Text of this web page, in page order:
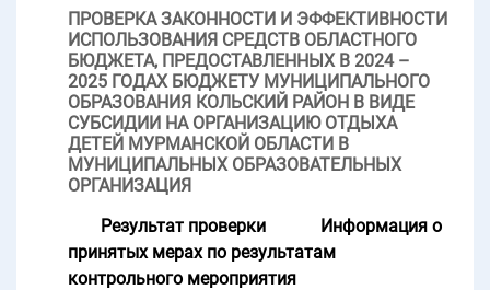
ПРОВЕРКА ЗАКОННОСТИ И ЭФФЕКТИВНОСТИ
ИСПОЛЬЗОВАНИЯ СРЕДСТВ ОБЛАСТНОГО
БЮДЖЕТА, ПРЕДОСТАВЛЕННЫХ В 2024 –
2025 ГОДАХ БЮДЖЕТУ МУНИЦИПАЛЬНОГО
ОБРАЗОВАНИЯ КОЛЬСКИЙ РАЙОН В ВИДЕ
СУБСИДИИ НА ОРГАНИЗАЦИЮ ОТДЫХА
ДЕТЕЙ МУРМАНСКОЙ ОБЛАСТИ В
МУНИЦИПАЛЬНЫХ ОБРАЗОВАТЕЛЬНЫХ
ОРГАНИЗАЦИЯ
Результат проверки
Информация о
принятых мерах по результатам
контрольного мероприятия